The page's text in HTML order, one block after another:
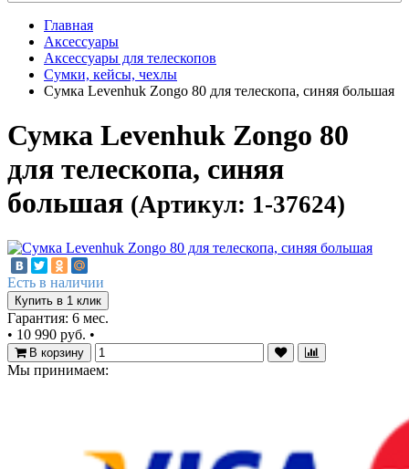
Главная
Аксессуары
Аксессуары для телескопов
Сумки, кейсы, чехлы
Сумка Levenhuk Zongo 80 для телескопа, синяя большая
Сумка Levenhuk Zongo 80
для телескопа, синяя
большая (Артикул: 1-37624)
Есть в наличии
Купить в 1 клик
Гарантия: 6 мес.
• 10 990 руб. •
В корзину
Мы принимаем: